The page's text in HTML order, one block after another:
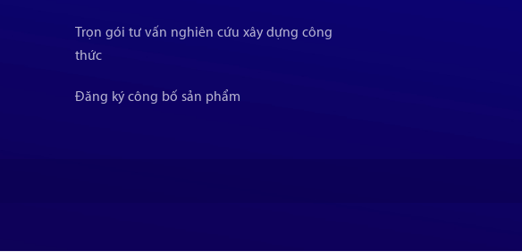
Trọn gói tư vấn nghiên cứu xây dựng công
thức
Đăng ký công bố sản phẩm